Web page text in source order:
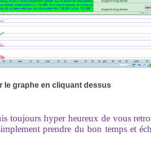
le graphe en cliquant dessus
toujours hyper heureux de vous
prendre du bon temps et